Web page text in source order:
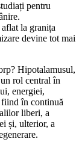
pentru
la granița
devine tot mai
Hipotalamusul,
rol central în
energiei,
în continuă
liberi, a
și, ulterior, a